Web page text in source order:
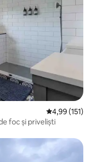
Scor mediu
4,99 (151)
foc și priveliști
oaspeților